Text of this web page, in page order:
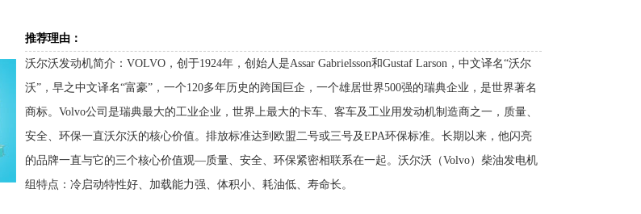
推荐理由：
沃尔沃发动机简介：VOLVO，创于1924年，创始人是Assar Gabrielsson和Gustaf Larson，中文译名“沃尔
沃”，早之中文译名“富豪”，一个120多年历史的跨国巨企，一个雄居世界500强的瑞典企业，是世界著名
商标。Volvo公司是瑞典最大的工业企业，世界上最大的卡车、客车及工业用发动机制造商之一，质量、
安全、环保一直沃尔沃的核心价值。排放标准达到欧盟二号或三号及EPA环保标准。长期以来，他闪亮
的品牌一直与它的三个核心价值观—质量、安全、环保紧密相联系在一起。沃尔沃（Volvo）柴油发电机
组特点：冷启动特性好、加载能力强、体积小、耗油低、寿命长。